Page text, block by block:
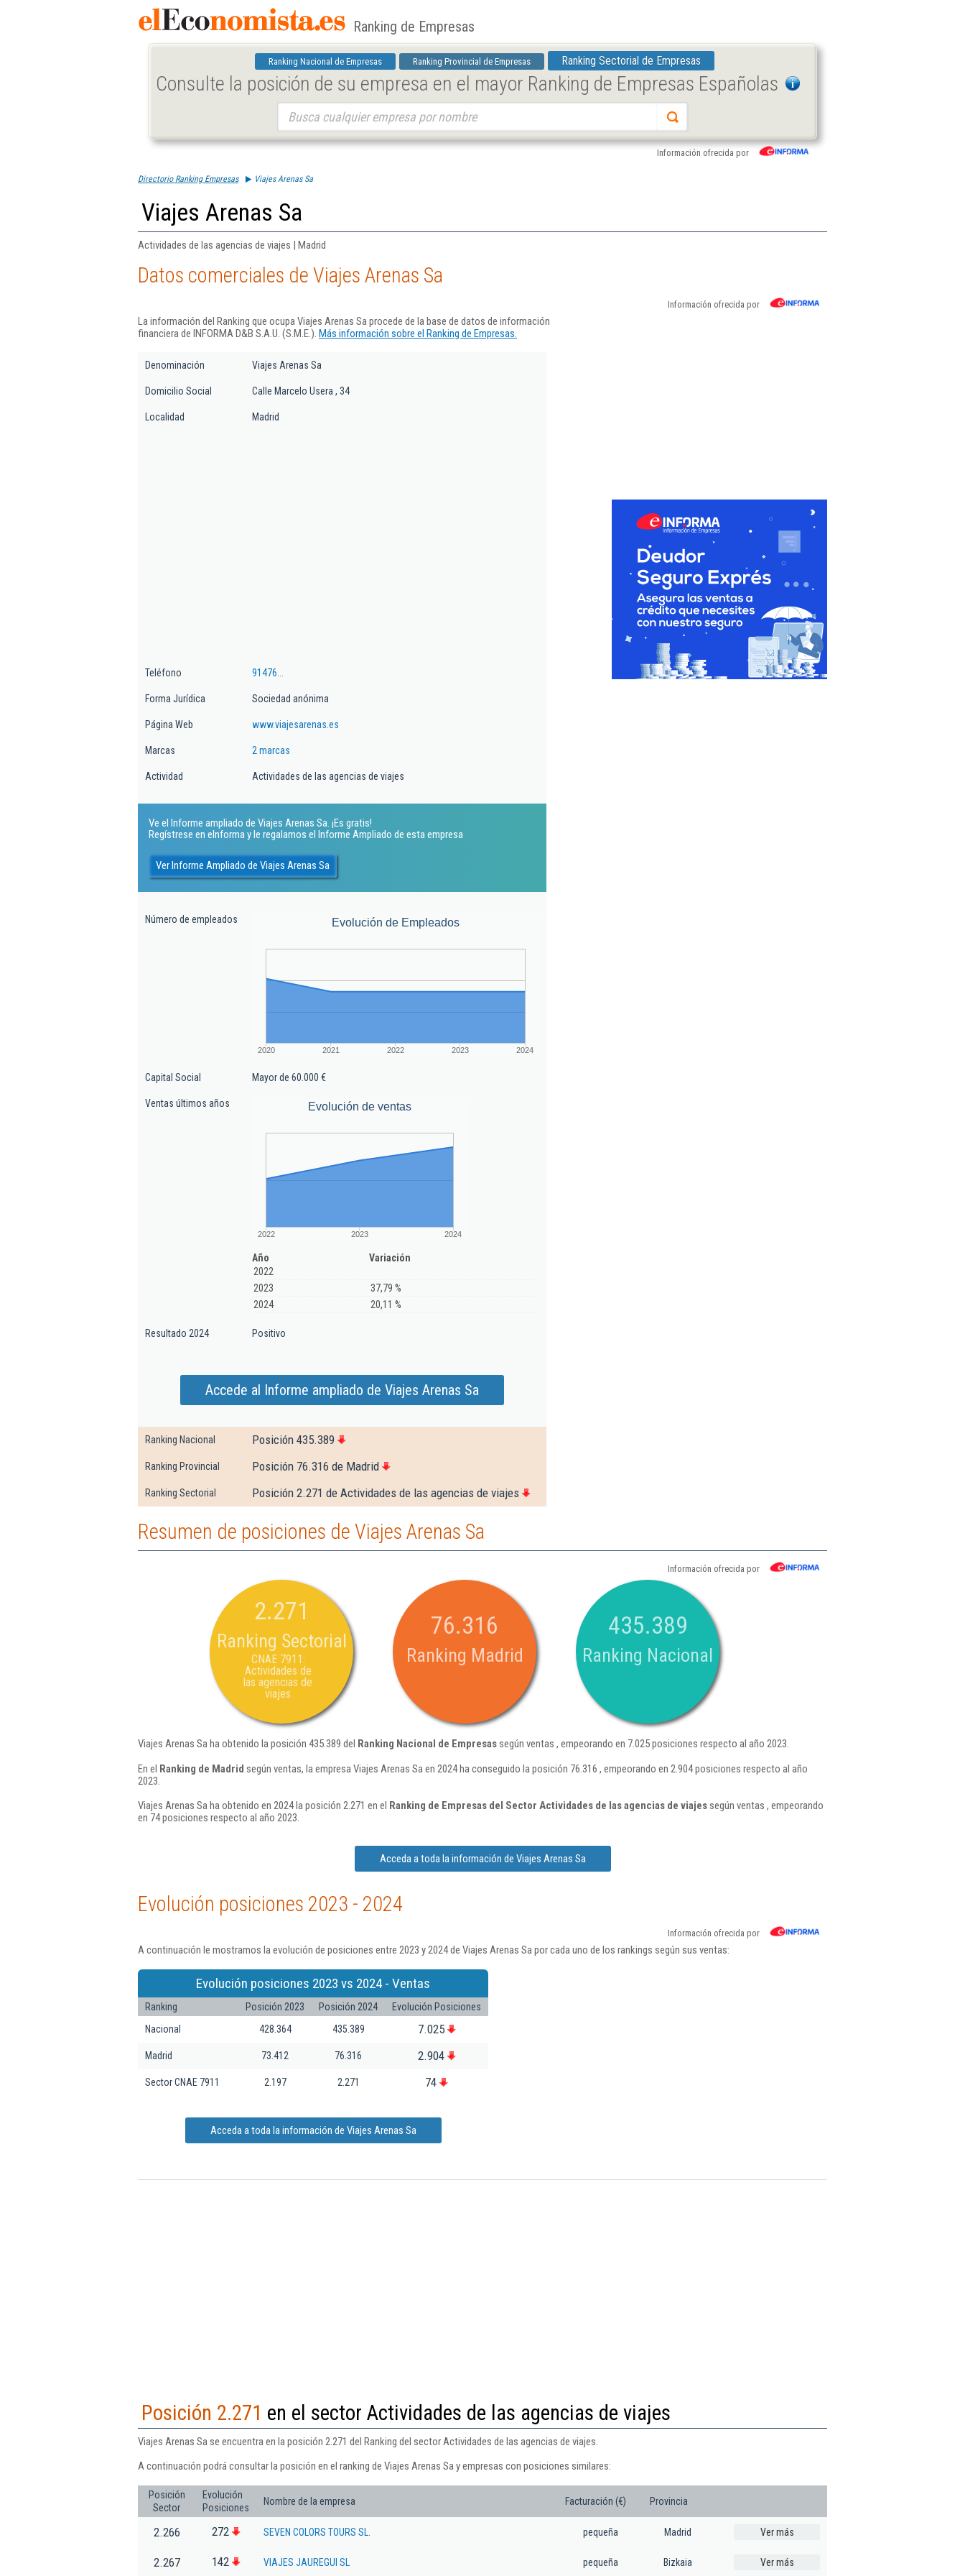
Ranking de Empresas
Ranking Nacional de Empresas Ranking Provincial de Empresas Ranking Sectorial de Empresas
Consulte la posición de su empresa en el mayor Ranking de Empresas Españolas
Información ofrecida por
Directorio Ranking Empresas Viajes Arenas Sa
Viajes Arenas Sa
Actividades de las agencias de viajes | Madrid
Datos comerciales de Viajes Arenas Sa
Información ofrecida por
La información del Ranking que ocupa Viajes Arenas Sa procede de la base de datos de información
financiera de INFORMA D&B S.A.U. (S.M.E.). Más información sobre el Ranking de Empresas.
Denominación Viajes Arenas Sa
Domicilio Social Calle Marcelo Usera , 34
Localidad Madrid
Teléfono 91476...
Forma Jurídica Sociedad anónima
Página Web www.viajesarenas.es
Marcas 2 marcas
Actividad Actividades de las agencias de viajes
Ve el Informe ampliado de Viajes Arenas Sa. ¡Es gratis!
Regístrese en eInforma y le regalamos el Informe Ampliado de esta empresa
Ver Informe Ampliado de Viajes Arenas Sa
Número de empleados Evolución de Empleados
2020 2021 2022 2023 2024
Capital Social Mayor de 60.000 €
Ventas últimos años Evolución de ventas
2022 2023 2024
Año
Variación
2022
2023
37,79 %
2024
20,11 %
Resultado 2024 Positivo
Accede al Informe ampliado de Viajes Arenas Sa
Ranking Nacional Posición 435.389
Ranking Provincial Posición 76.316 de Madrid
Ranking Sectorial Posición 2.271 de Actividades de las agencias de viajes
Resumen de posiciones de Viajes Arenas Sa
Información ofrecida por
2.271
Ranking Sectorial
CNAE 7911:
Actividades de
las agencias de
viajes
76.316
Ranking Madrid
435.389
Ranking Nacional
Viajes Arenas Sa ha obtenido la posición 435.389 del Ranking Nacional de Empresassegún ventas , empeorando en 7.025 posiciones respecto al año 2023.
En el Ranking de Madrid según ventas, la empresa Viajes Arenas Sa en 2024 ha conseguido la posición 76.316 , empeorando en 2.904 posiciones respecto al año
2023.
Viajes Arenas Sa ha obtenido en 2024 la posición 2.271 en el Ranking de Empresas del Sector Actividades de las agencias de viajessegún ventas , empeorando
en 74 posiciones respecto al año 2023.
Acceda a toda la información de Viajes Arenas Sa
Evolución posiciones 2023 - 2024
Información ofrecida por
A continuación le mostramos la evolución de posiciones entre 2023 y 2024 de Viajes Arenas Sa por cada uno de los rankings según sus ventas:
Evolución posiciones 2023 vs 2024 - Ventas
Ranking Posición 2023 Posición 2024
Evolución Posiciones
Nacional
428.364 435.389 7.025
Madrid 73.412 76.316 2.904
Sector CNAE 7911 2.197 2.271 74
Acceda a toda la información de Viajes Arenas Sa
Posición 2.271 en el sector Actividades de las agencias de viajes
Viajes Arenas Sa se encuentra en la posición 2.271 del Ranking del sector Actividades de las agencias de viajes.
A continuación podrá consultar la posición en el ranking de Viajes Arenas Sa y empresas con posiciones similares:
Posición
Sector
Evolución
Posiciones
Nombre de la empresa Facturación (€) Provincia
2.266 272 SEVEN COLORS TOURS SL. pequeña Madrid Ver más
2.267 142 VIAJES JAUREGUI SL pequeña Bizkaia Ver más